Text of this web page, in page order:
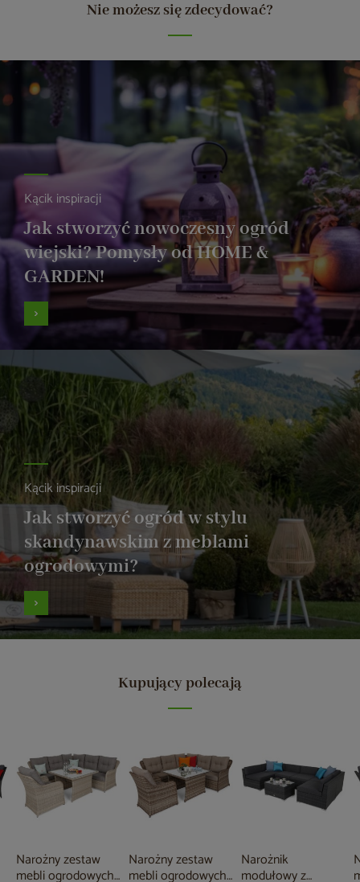
Nie możesz się zdecydować?
Kącik inspiracji
Jak stworzyć nowoczesny ogród
wiejski? Pomysły od HOME &
GARDEN!
Kącik inspiracji
Jak stworzyć ogród w stylu
skandynawskim z meblami
ogrodowymi?
Kupujący polecają
Narożny zestaw
mebli ogrodowych
Narożny zestaw
mebli ogrodowych
Narożnik
modułowy z